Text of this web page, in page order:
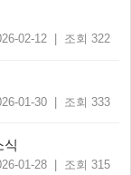
02-12 | 조회 322
01-30 | 조회 333
식
01-28 | 조회 315